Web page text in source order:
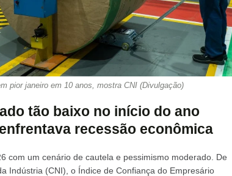
pior janeiro em 10 anos, mostra CNI (Divulgação)
tão baixo no início do ano
recessão econômica
com um cenário de cautela e pessimismo moderado. De
Indústria (CNI), o Índice de Confiança do Empresário